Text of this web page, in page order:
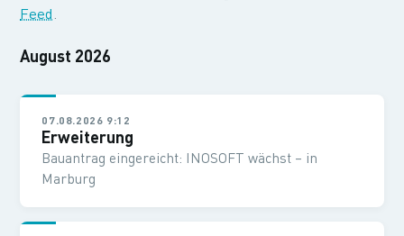
Feed.
August 2026
07.08.2026 9:12
Erweiterung
Bauantrag eingereicht: INOSOFT wächst – in
Marburg